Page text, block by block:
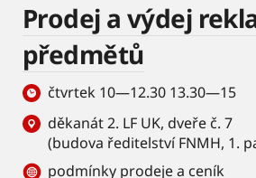
Prodej a výdej
předmětů
čtvrtek 10—12.30 13.30—15
děkanát 2. LF UK, dveře č. 7
(budova ředitelství FNMH, 1.
podmínky prodeje a ceník